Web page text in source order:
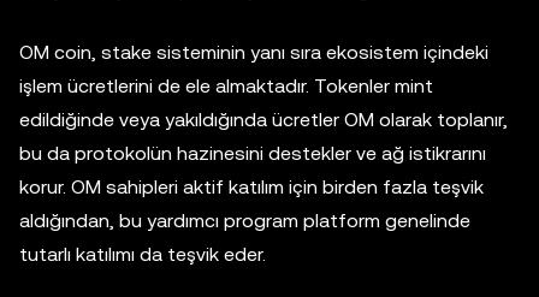
OM coin, stake sisteminin yanı sıra ekosistem içindeki
işlem ücretlerini de ele almaktadır. Tokenler mint
edildiğinde veya yakıldığında ücretler OM olarak toplanır,
bu da protokolün hazinesini destekler ve ağ istikrarını
korur. OM sahipleri aktif katılım için birden fazla teşvik
aldığından, bu yardımcı program platform genelinde
tutarlı katılımı da teşvik eder.